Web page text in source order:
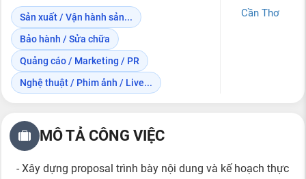
Sản xuất / Vận hành sản...
Bảo hành / Sửa chữa
Quảng cáo / Marketing / PR
Nghệ thuật / Phim ảnh / Live...
Cần Thơ
MÔ TẢ CÔNG VIỆC
- Xây dựng proposal trình bày nội dung và kế hoạch thực